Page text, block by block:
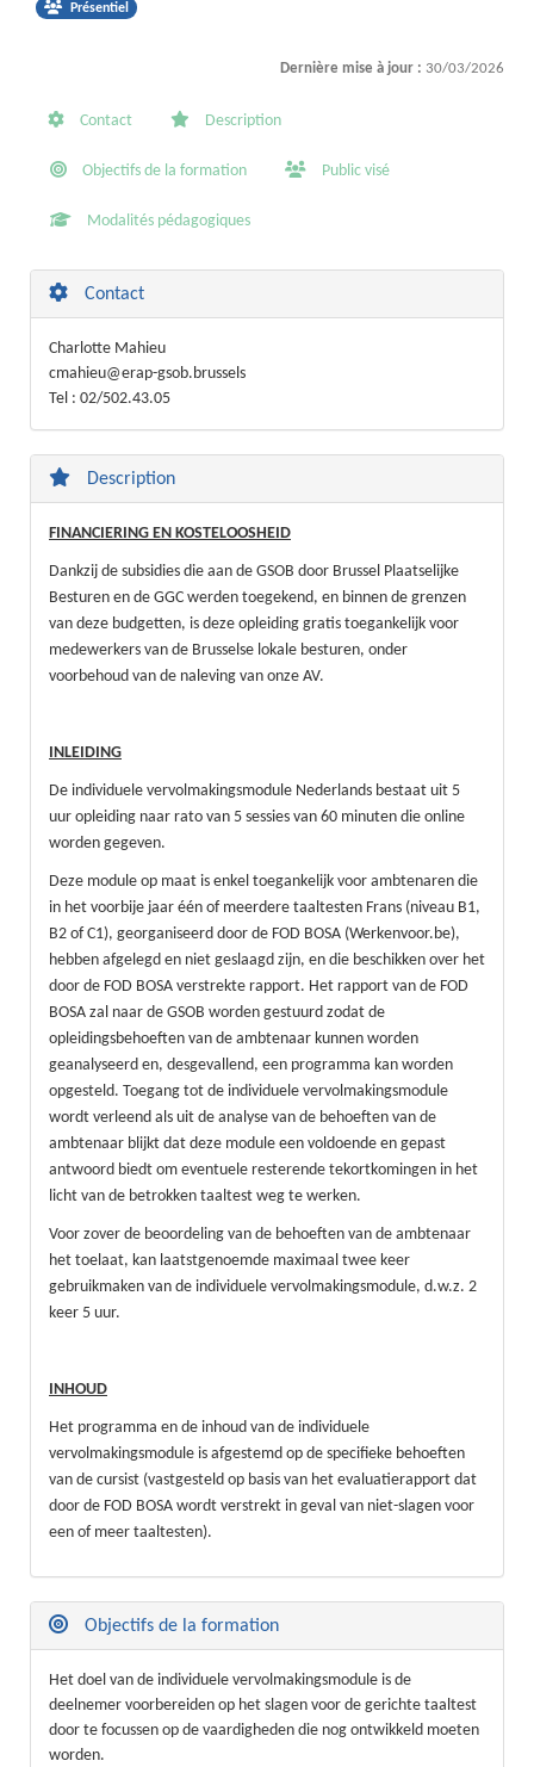
Présentiel
Dernière mise à jour : 30/03/2026
Contact Description
Objectifs de la formation Public visé
Modalités pédagogiques
Contact
Charlotte Mahieu
cmahieu@erap-gsob.brussels
Tel : 02/502.43.05
Description
FINANCIERING EN KOSTELOOSHEID
Dankzij de subsidies die aan de GSOB door Brussel Plaatselijke
Besturen en de GGC werden toegekend, en binnen de grenzen
van deze budgetten, is deze opleiding gratis toegankelijk voor
medewerkers van de Brusselse lokale besturen, onder
voorbehoud van de naleving van onze AV.
INLEIDING
De individuele vervolmakingsmodule Nederlands bestaat uit 5
uur opleiding naar rato van 5 sessies van 60 minuten die online
worden gegeven.
Deze module op maat is enkel toegankelijk voor ambtenaren die
in het voorbije jaar één of meerdere taaltesten Frans (niveau B1,
B2 of C1), georganiseerd door de FOD BOSA (Werkenvoor.be),
hebben afgelegd en niet geslaagd zijn, en die beschikken over het
door de FOD BOSA verstrekte rapport. Het rapport van de FOD
BOSA zal naar de GSOB worden gestuurd zodat de
opleidingsbehoeften van de ambtenaar kunnen worden
geanalyseerd en, desgevallend, een programma kan worden
opgesteld. Toegang tot de individuele vervolmakingsmodule
wordt verleend als uit de analyse van de behoeften van de
ambtenaar blijkt dat deze module een voldoende en gepast
antwoord biedt om eventuele resterende tekortkomingen in het
licht van de betrokken taaltest weg te werken.
Voor zover de beoordeling van de behoeften van de ambtenaar
het toelaat, kan laatstgenoemde maximaal twee keer
gebruikmaken van de individuele vervolmakingsmodule, d.w.z. 2
keer 5 uur.
INHOUD
Het programma en de inhoud van de individuele
vervolmakingsmodule is afgestemd op de specifieke behoeften
van de cursist (vastgesteld op basis van het evaluatierapport dat
door de FOD BOSA wordt verstrekt in geval van niet-slagen voor
een of meer taaltesten).
Objectifs de la formation
Het doel van de individuele vervolmakingsmodule is de
deelnemer voorbereiden op het slagen voor de gerichte taaltest
door te focussen op de vaardigheden die nog ontwikkeld moeten
worden.